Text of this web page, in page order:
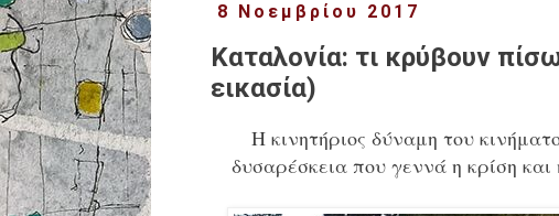
8 Νοεμβρίου 2017
Καταλονία: τι κρύβουν
εικασία)
Η κινητήριος δύναμη του
δυσαρέσκεια που γεννά η κρίση